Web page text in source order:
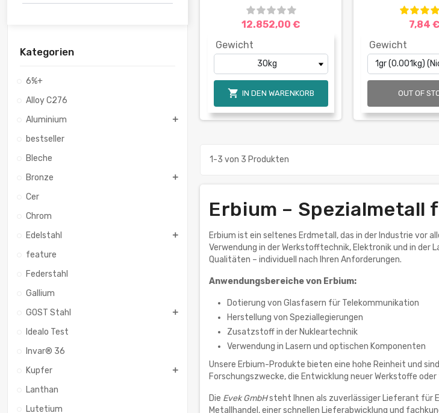
Kategorien
6%+
Alloy C276
Aluminium
bestseller
Bleche
Bronze
Cer
Chrom
Edelstahl
feature
Federstahl
Gallium
GOST Stahl
Idealo Test
Invar® 36
Kupfer
Lanthan
Lutetium
12.852,00 €
Gewicht
 IN DEN WARENKORB
7,84 €
Gewicht
OUT OF
1-3 von 3 Produkten
Erbium – Spezialmetall
Erbium ist ein seltenes Erdmetall, das in der Industrie vor
Verwendung in der Werkstofftechnik, Elektronik und in der
Qualitäten – individuell nach Ihren Anforderungen.
Anwendungsbereiche von Erbium:
Dotierung von Glasfasern für Telekommunikation
Herstellung von Speziallegierungen
Zusatzstoff in der Nukleartechnik
Verwendung in Lasern und optischen Komponenten
Unsere Erbium-Produkte bieten eine hohe Reinheit und
Forschungszwecke, die Entwicklung neuer Werkstoffe
Die Evek GmbHsteht Ihnen als zuverlässiger Lieferant für
Metallhandel, einer schnellen Lieferabwicklung und